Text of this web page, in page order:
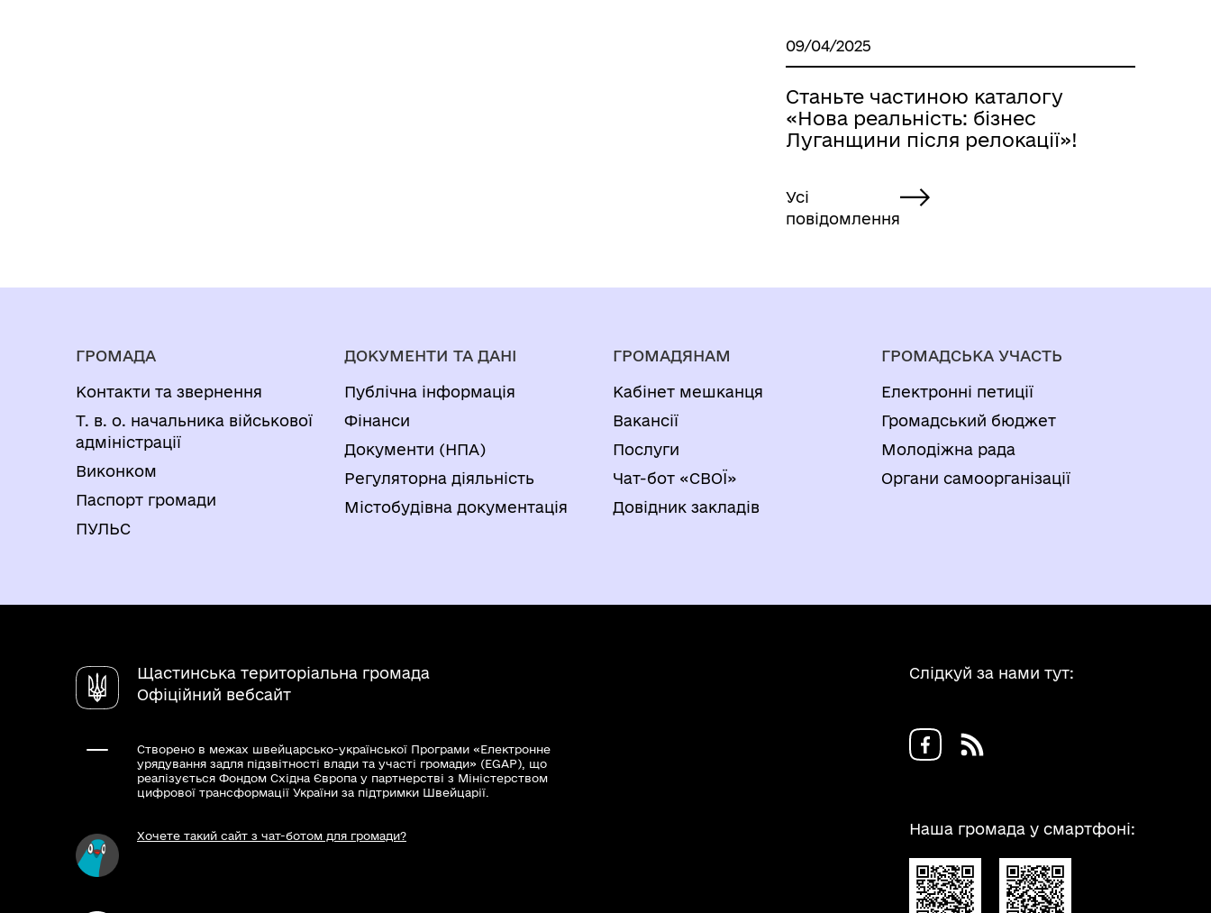
09/04/2025
Станьте частиною каталогу
«Нова реальність: бізнес
Луганщини після релокації»!
Усі
повідомлення
ГРОМАДА
Контакти та звернення
Т. в. о. начальника військової
адміністрації
Виконком
Паспорт громади
ПУЛЬС
ДОКУМЕНТИ ТА ДАНІ
Публічна інформація
Фінанси
Документи (НПА)
Регуляторна діяльність
Містобудівна документація
ГРОМАДЯНАМ
Кабінет мешканця
Вакансії
Послуги
Чат-бот «СВОЇ»
Довідник закладів
ГРОМАДСЬКА УЧАСТЬ
Електронні петиції
Громадський бюджет
Молодіжна рада
Органи самоорганізації
Щастинська територіальна громада
Офіційний вебсайт
Створено в межах швейцарсько-української Програми «Електронне
урядування задля підзвітності влади та участі громади» (EGAP), що
реалізується Фондом Східна Європа у партнерстві з Міністерством
цифрової трансформації України за підтримки Швейцарії.
Хочете такий сайт з чат-ботом для громади?
Слідкуй за нами тут:
Наша громада у смартфоні: